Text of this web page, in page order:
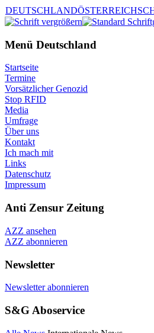
DEUTSCHLANDÖSTERREICH
Menü Deutschland
Startseite
Termine
Vorsätzlicher Genozid
Stop RFID
Media
Umfrage
Über uns
Kontakt
Ich mach mit
Links
Datenschutz
Impressum
Anti Zensur Zeitung
AZZ ansehen
AZZ abonnieren
Newsletter
Newsletter abonnieren
S&G Aboservice